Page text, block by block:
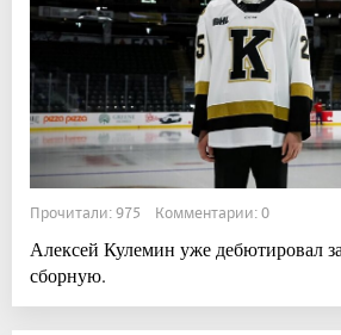
Прочитали: 975 Комментарии: 0
Алексей Кулемин уже дебютировал
сборную.